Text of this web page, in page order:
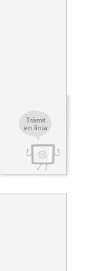
Tràmit
en línia